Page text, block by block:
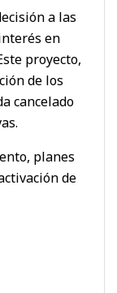
a las
en
proyecto,
de los
cancelado
planes
de